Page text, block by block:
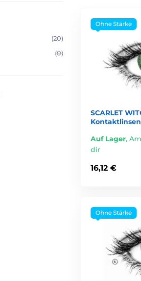
(20)
(0)
Ohne Stärke
SCARLET
Kontaktlinsen
Auf Lager,
dir
16,12 €
Ohne Stärke